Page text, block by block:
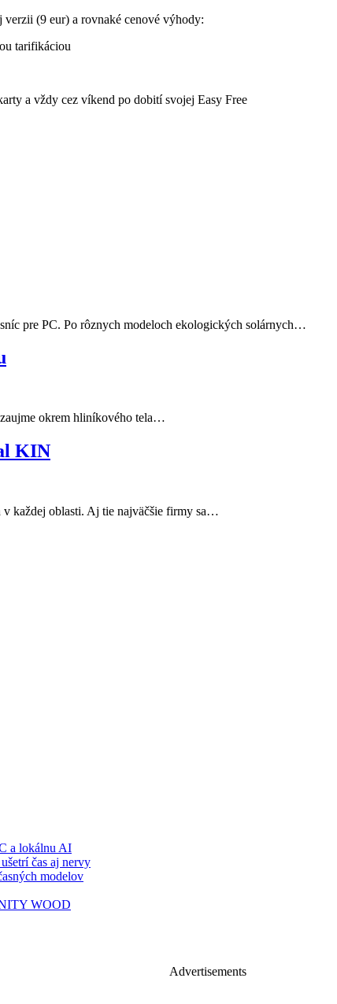
(9 eur) a rovnaké cenové výhody:
tarifikáciou
a vždy cez víkend po dobití svojej Easy Free
pre PC. Po rôznych modeloch ekologických solárnych…
okrem hliníkového tela…
KIN
v každej oblasti. Aj tie najväčšie firmy sa…
a lokálnu AI
čas aj nervy
modelov
WOOD
Advertisements